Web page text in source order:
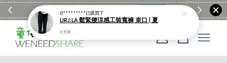
滿$1990送日亞麻棉簡約餐墊 童裝
您的購物車目前還是空的。
D*********已購買了
LIRJ.LA 鬆緊腰涼感工裝寬褲 束口 | 夏
3 天前